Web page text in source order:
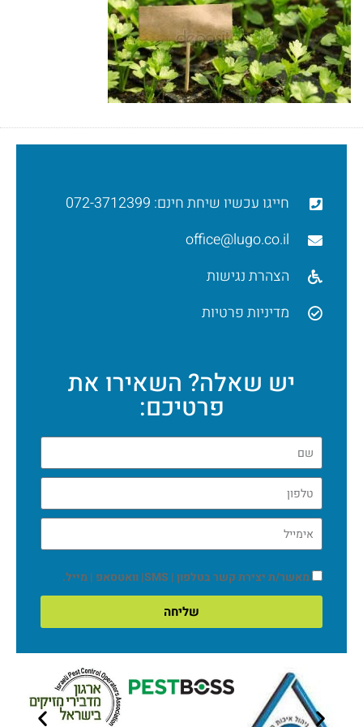
חייגו עכשיו שיחת חינם: 072-3712399
office@lugo.co.il
הצהרת נגישות
מדיניות פרטיות
יש שאלה? השאירו את
פרטיכם:
מאשר/ת יצירת קשר בטלפון | SMS| וואטסאפ | מייל.
שליחה